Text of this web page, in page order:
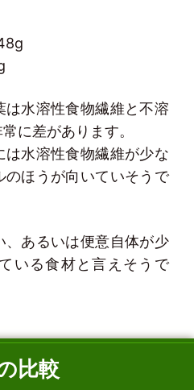
は水溶性食物繊維と不溶
に差があります。
水溶性食物繊維が少な
のほうが向いていそうで
、あるいは便意自体が少
いる食材と言えそうで
比較